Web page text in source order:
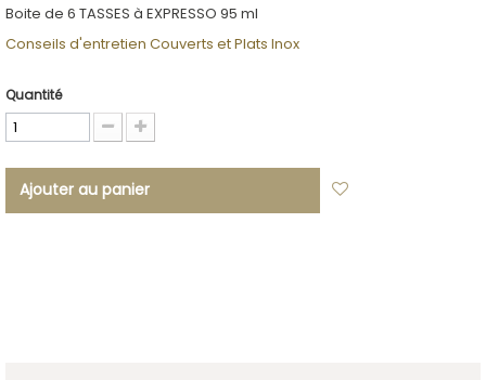
Boite de 6 TASSES à EXPRESSO 95 ml
Conseils d'entretien Couverts et Plats Inox
Quantité
Ajouter au panier